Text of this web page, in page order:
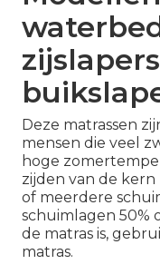
Deze matrassen
mensen die veel
hoge
zijden van de
of meerdere
schuimlagen 50%
de matras is,
matras.